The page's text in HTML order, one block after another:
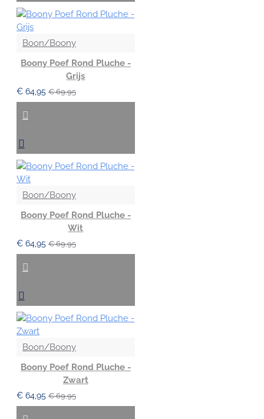
Boon/Boony
Boony Poef Rond Pluche -
Grijs
€ 64,95 € 69,95
Boon/Boony
Boony Poef Rond Pluche -
Wit
€ 64,95 € 69,95
Boon/Boony
Boony Poef Rond Pluche -
Zwart
€ 64,95 € 69,95